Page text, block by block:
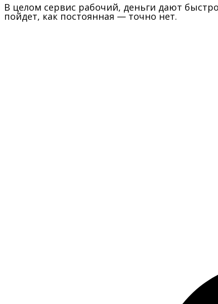
В целом сервис рабочий, деньги дают
пойдет, как постоянная — точно нет.